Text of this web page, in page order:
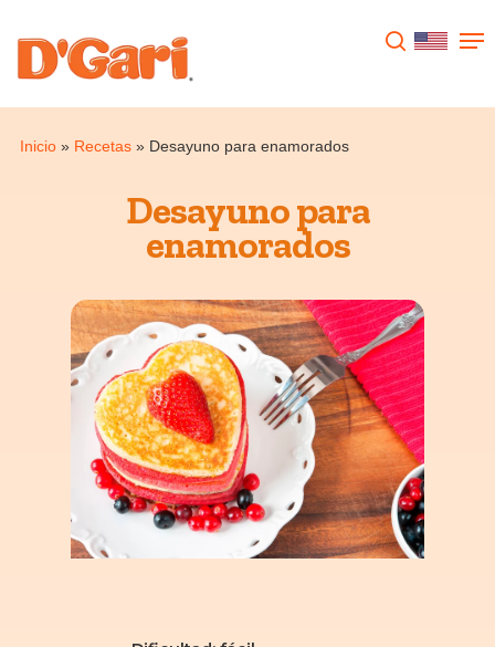
Inicio» Recetas» Desayuno para enamorados
Presione enter para buscar o ESC para
Desayuno para
enamorados